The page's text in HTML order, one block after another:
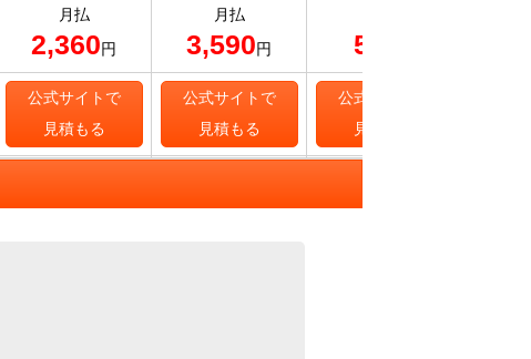
月払
2,360円
月払
3,590円 567
公式サイトで
見積もる
公式サイトで
見積もる
公式サイトで
見積もる